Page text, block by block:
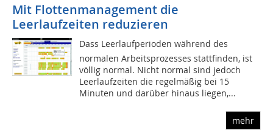
Mit Flottenmanagement die
Leerlaufzeiten reduzieren
Dass Leerlaufperioden während des
normalen Arbeitsprozesses stattfinden, ist
völlig normal. Nicht normal sind jedoch
Leerlaufzeiten die regelmäßig bei 15
Minuten und darüber hinaus liegen,...
mehr